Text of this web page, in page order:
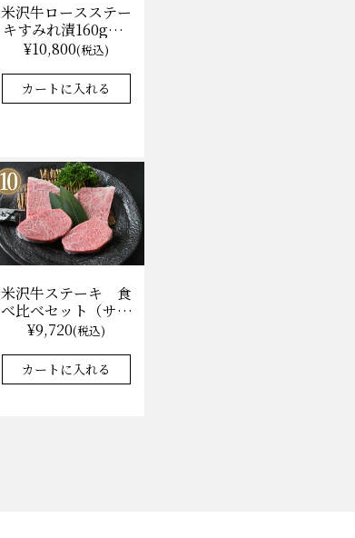
米沢牛ロースステー
キすみれ漬160g×3
枚(計480g) 木箱入
味噌酒粕漬け/冷蔵
送料無料
¥10,800(税込)
★★★★★
★★★★★ 4.9 8件
カートに入れる
米沢牛ステーキ 食
べ比べセット（サー
ロイン100g×2枚、
上モモ100g×2枚）
（冷凍）送料無料
化粧箱入
¥9,720(税込)
カートに入れる